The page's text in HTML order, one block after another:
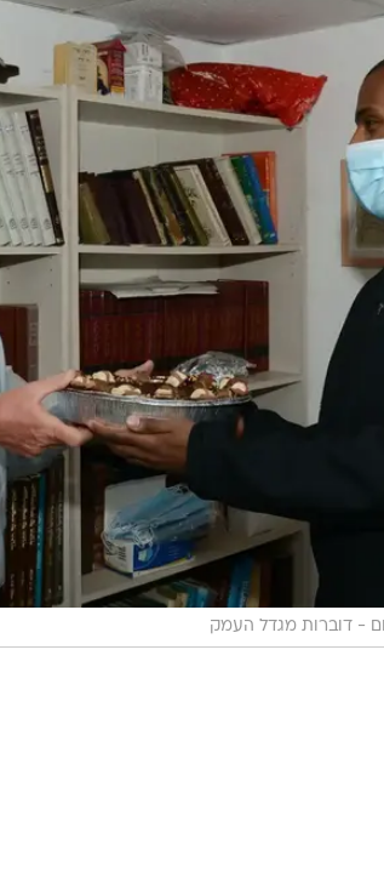
- דוברות מגדל העמק